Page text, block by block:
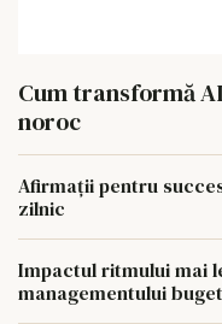
Cum transformă
noroc
Afirmații pentru
zilnic
Impactul ritmului mai
managementului